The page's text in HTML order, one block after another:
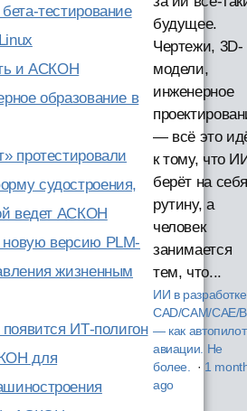
тестирование
и АСКОН
образование в
протестировали
судостроения,
ведет АСКОН
версию PLM-
жизненным
ИТ-полигон
для
будущее.
Чертежи, 3D-
модели,
инженерное
— всё это
к тому, что
берёт на
рутину, а
человек
занимается
тем, что...
ИИ в разработке
CAD/CAM/CAE/
— как
авиации. Не
более. · 1
ago